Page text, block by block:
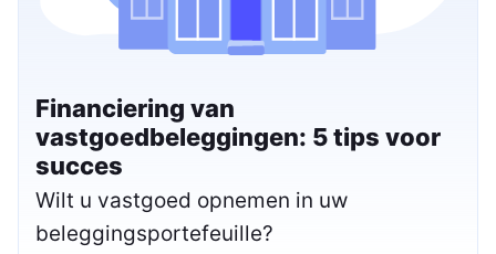
Financiering van
vastgoedbeleggingen: 5 tips voor
succes
Wilt u vastgoed opnemen in uw
beleggingsportefeuille?